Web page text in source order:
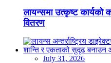
लायन्समा उत्कृष्ट कार्यको
वितरण
July 31, 2026